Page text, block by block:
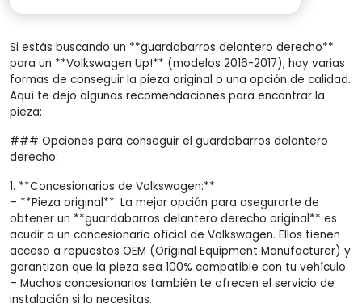
Si estás buscando un **guardabarros delantero derecho**
para un **Volkswagen Up!** (modelos 2016-2017), hay varias
formas de conseguir la pieza original o una opción de calidad.
Aquí te dejo algunas recomendaciones para encontrar la
pieza:
### Opciones para conseguir el guardabarros delantero
derecho:
1. **Concesionarios de Volkswagen:**
– **Pieza original**: La mejor opción para asegurarte de
obtener un **guardabarros delantero derecho original** es
acudir a un concesionario oficial de Volkswagen. Ellos tienen
acceso a repuestos OEM (Original Equipment Manufacturer) y
garantizan que la pieza sea 100% compatible con tu vehículo.
– Muchos concesionarios también te ofrecen el servicio de
instalación si lo necesitas.